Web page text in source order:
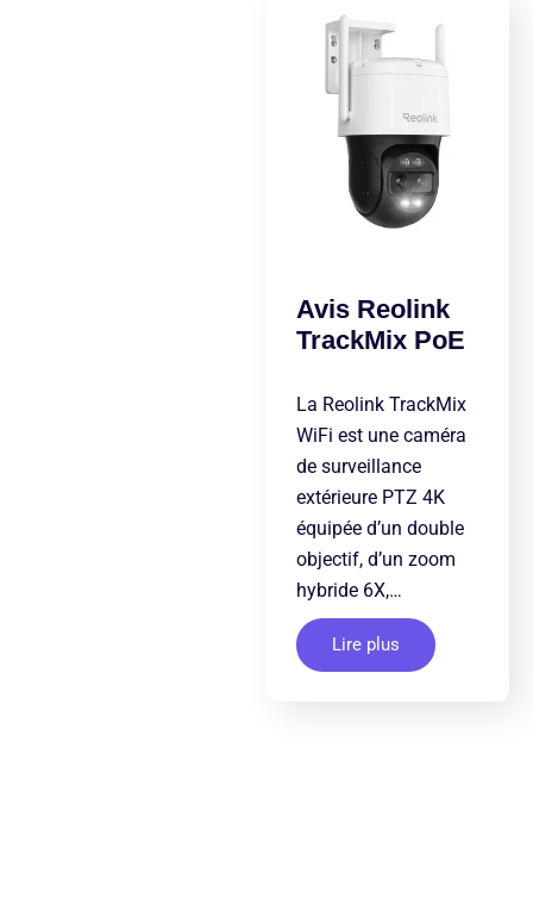
Avis Reolink
TrackMix PoE
La Reolink TrackMix
WiFi est une caméra
de surveillance
extérieure PTZ 4K
équipée d’un double
objectif, d’un zoom
hybride 6X,…
Lire plus